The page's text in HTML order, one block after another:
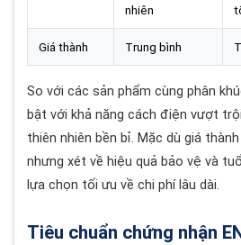
nhiên
Giá thành Trung bình
So với các sản phẩm cùng phân
bật với khả năng cách điện vượt
thiên nhiên bền bỉ. Mặc dù giá
nhưng xét về hiệu quả bảo vệ và
lựa chọn tối ưu về chi phí lâu dài.
Tiêu chuẩn chứng nhận